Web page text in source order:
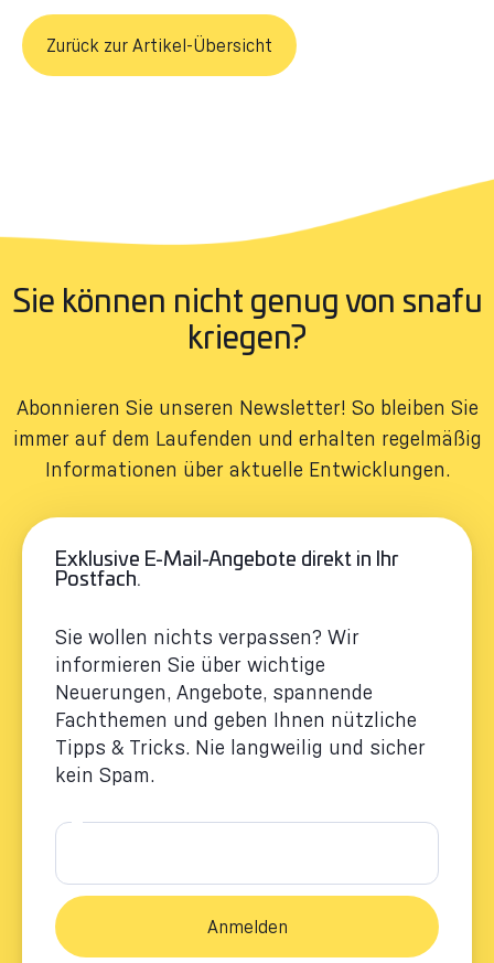
Zurück zur Artikel-Übersicht
Sie können nicht genug von snafu
kriegen?
Abonnieren Sie unseren Newsletter! So bleiben Sie
immer auf dem Laufenden und erhalten regelmäßig
Informationen über aktuelle Entwicklungen.
Exklusive E-Mail-Angebote direkt in Ihr
Postfach.
Sie wollen nichts verpassen? Wir
informieren Sie über wichtige
Neuerungen, Angebote, spannende
Fachthemen und geben Ihnen nützliche
Tipps & Tricks. Nie langweilig und sicher
kein Spam.